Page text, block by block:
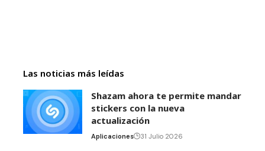
Las noticias más leídas
Shazam ahora te permite mandar
stickers con la nueva
actualización
Aplicaciones 31 Julio 2026